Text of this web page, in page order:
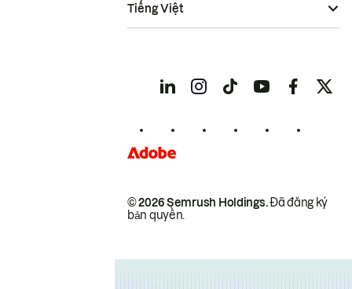
© 2026 Semrush Holdings.Đã đăng ký
bản quyền.
Tiếng Việt